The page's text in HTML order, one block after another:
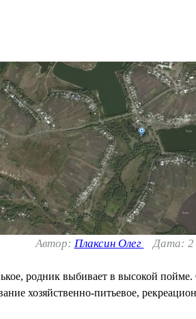
Автор: Плаксин Олег Дата: 2
родник выбивает в высокой
хозяйственно-питьевое,